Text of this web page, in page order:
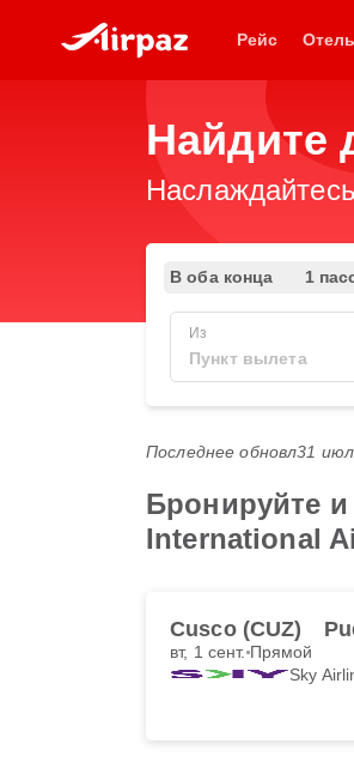
Рейс Отель
Найдите
В оба конца 1
Из
Последнее обновл31
Бронируйте
International
Cusco (CUZ)
вт, 1 сент. Прямой
Sky